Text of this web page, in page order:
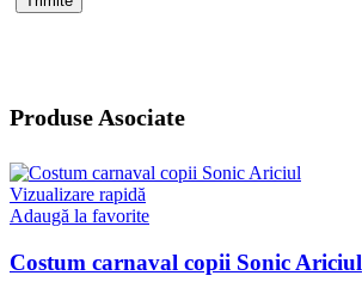
Produse Asociate
Vizualizare rapidă
Adaugă la favorite
Costum carnaval copii Sonic Ariciul